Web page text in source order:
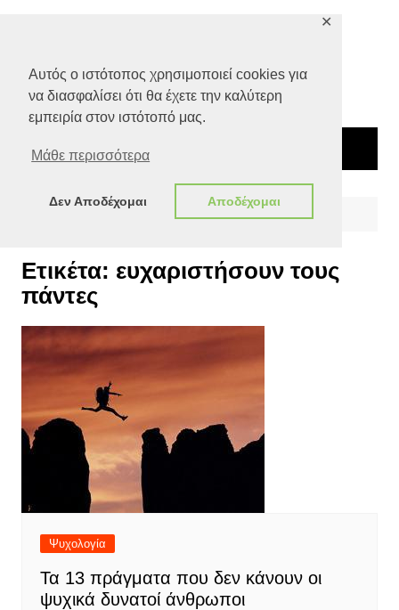
Αυτός ο ιστότοπος χρησιμοποιεί cookies για
να διασφαλίσει ότι θα έχετε την καλύτερη
εμπειρία στον ιστότοπό μας.
Μάθε περισσότερα
Δεν Αποδέχομαι Αποδέχομαι
✕
ευχαριστήσουν τους πάντες
Ετικέτα: ευχαριστήσουν τους
πάντες
Ψυχολογία
Τα 13 πράγματα που δεν κάνουν οι
ψυχικά δυνατοί άνθρωποι